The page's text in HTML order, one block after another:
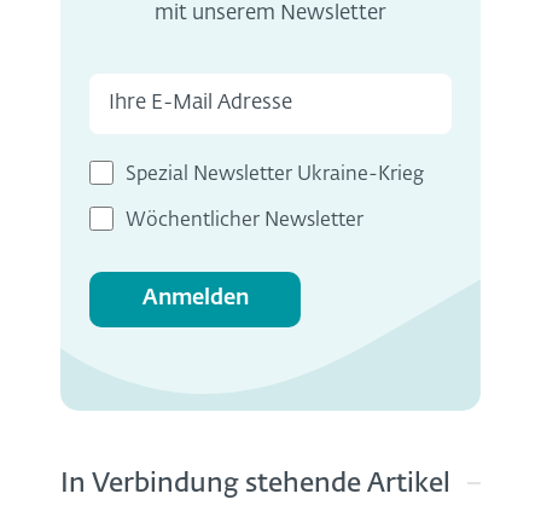
mit unserem Newsletter
Spezial Newsletter Ukraine-Krieg
Wöchentlicher Newsletter
Anmelden
In Verbindung stehende Artikel